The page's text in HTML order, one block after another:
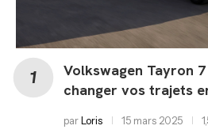
Volkswagen Tayron 7
changer vos trajets
parLoris 15 mars 2025